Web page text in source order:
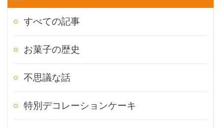
すべての記事
お菓子の歴史
不思議な話
特別デコレーションケーキ